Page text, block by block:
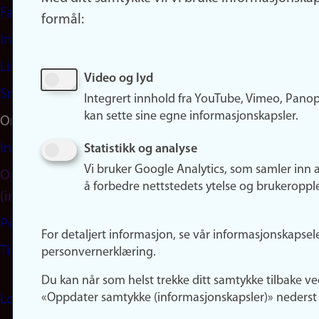
Facebook
Instagram
LinkedIn
Snapchat
Om nettstedet
Informasjonskapsler
Oppdater samtykke
(informasjonskapsler)
Personvern
Tilgjengelighetserklæring
Logg inn
formål:
Video og lyd
Integrert innhold fra YouTube, Vimeo,
kan sette sine egne informasjonskapsler.
Statistikk og analyse
Vi bruker Google Analytics, som samler inn
å forbedre nettstedets ytelse og
For detaljert informasjon, se vår
personvernerklæring.
Du kan når som helst trekke ditt samtykke tilbake
«Oppdater samtykke (informasjonskapsler)» nederst